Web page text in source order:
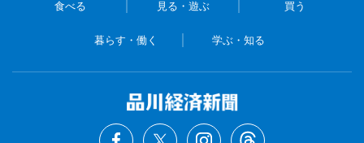
食べる 見る・遊ぶ 買う
暮らす・働く 学ぶ・知る